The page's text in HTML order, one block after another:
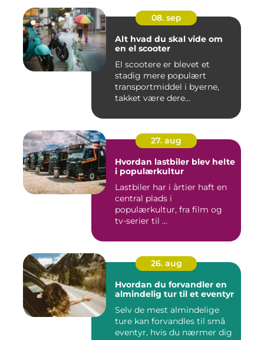
08. sep
Alt hvad du skal vide om
en el scooter
El scootere er blevet et
stadig mere populært
transportmiddel i byerne,
takket være dere...
27. aug
Hvordan lastbiler blev helte
i populærkultur
Lastbiler har i årtier haft en
central plads i
populærkultur, fra film og
tv-serier til ...
26. aug
Hvordan du forvandler en
almindelig tur til et eventyr
Selv de mest almindelige
ture kan forvandles til små
eventyr, hvis du nærmer dig